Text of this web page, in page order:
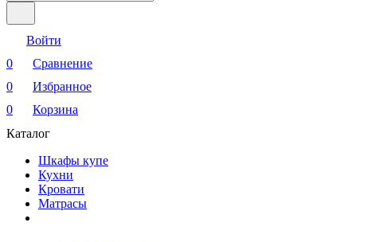
Войти
0
Сравнение
0
Избранное
0
Корзина
Каталог
Шкафы купе
Кухни
Кровати
Матрасы